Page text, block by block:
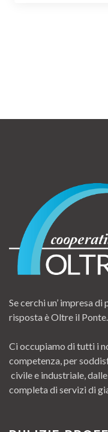
Se cerchi un’ impresa
risposta è Oltre il Ponte.
Ci occupiamo di tutti i
competenza, per
civile e industriale,
completa di servizi di